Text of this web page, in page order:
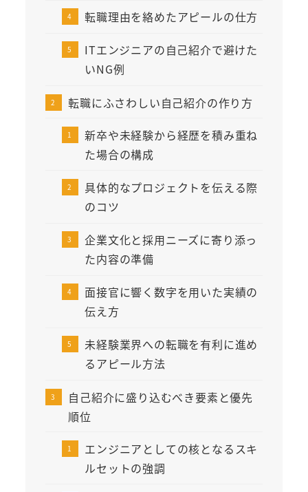
転職理由を絡めたアピールの仕方
ITエンジニアの自己紹介で避けた
いNG例
転職にふさわしい自己紹介の作り方
新卒や未経験から経歴を積み重ね
た場合の構成
具体的なプロジェクトを伝える際
のコツ
企業文化と採用ニーズに寄り添っ
た内容の準備
面接官に響く数字を用いた実績の
伝え方
未経験業界への転職を有利に進め
るアピール方法
自己紹介に盛り込むべき要素と優先
順位
エンジニアとしての核となるスキ
ルセットの強調